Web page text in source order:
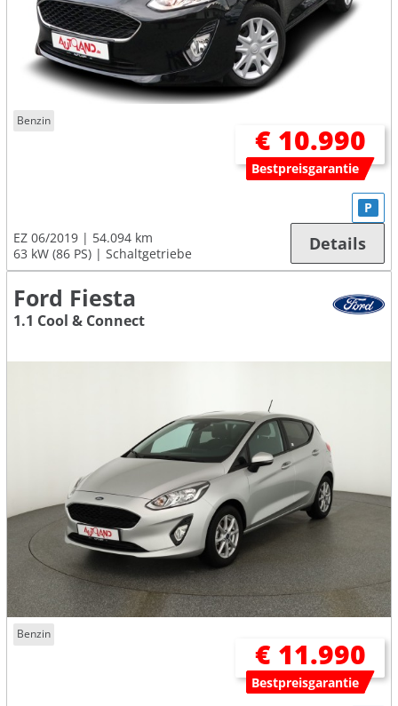
Benzin
€ 10.990
Bestpreisgarantie
EZ 06/2019
54.094 km
63 kW (86 PS)
Schaltgetriebe
P
Details
Ford Fiesta
1.1 Cool & Connect
Benzin
€ 11.990
Bestpreisgarantie